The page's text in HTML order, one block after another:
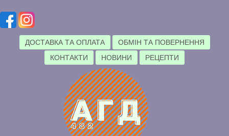
ДОСТАВКА ТА ОПЛАТА
ОБМІН ТА ПОВЕРНЕННЯ
КОНТАКТИ
НОВИНИ РЕЦЕПТИ